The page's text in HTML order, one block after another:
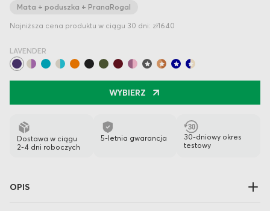
Mata + poduszka + PranaRogal
Najniższa cena produktu w ciągu 30 dni: zł1640
LAVENDER
WYBIERZ
Dostawa w ciągu
2-4 dni roboczych
5-letnia gwarancja
30-dniowy okres
testowy
OPIS